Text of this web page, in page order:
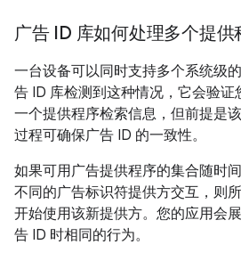
广告 ID 库如何处理多个提供
一台设备可以同时支持多个系统级
告 ID 库检测到这种情况，它会验证
一个提供程序检索信息，但前提是
过程可确保广告 ID 的一致性。
如果可用广告提供程序的集合随时
不同的广告标识符提供方交互，则
开始使用该新提供方。您的应用会
告 ID 时相同的行为。